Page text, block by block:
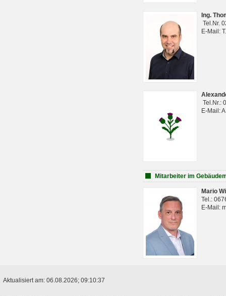
Ing.
Tel.Nr.
E-Mail:
Tel.Nr.:
E-Mail:
Mitarbeiter im
Mario
Tel.:
E-Mail:
Aktualisiert am: 06.08.2026; 09:10:37